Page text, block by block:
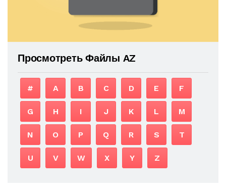
Просмотреть Файлы AZ
# A B C D E F
G H I J K L M
N O P Q R S T
U V W X Y Z